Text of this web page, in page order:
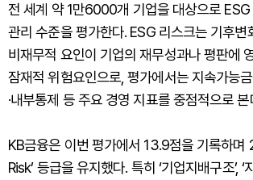
전 세계 약 1만6000개 기업을 대상으로
관리 수준을 평가한다. ESG 리스크는 기후변
비재무적 요인이 기업의 재무성과나 평판에
잠재적 위험요인으로, 평가에서는 지속가능
·내부통제 등 주요 경영 지표를 중점적으로 본
KB금융은 이번 평가에서 13.9점을 기록하며
Risk’ 등급을 유지했다. 특히 ‘기업지배구조’, ‘